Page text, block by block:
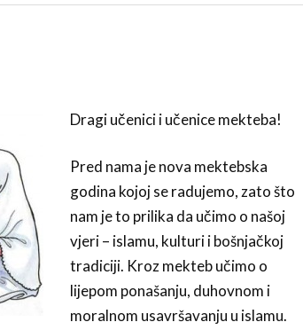
Dragi učenici i učenice mekteba!
Pred nama je nova mektebska
godina kojoj se radujemo, zato što
nam je to prilika da učimo o našoj
vjeri – islamu, kulturi i bošnjačkoj
tradiciji. Kroz mekteb učimo o
lijepom ponašanju, duhovnom i
moralnom usavršavanju u islamu.